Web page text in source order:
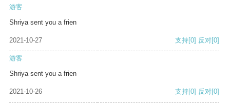
游客
Shriya sent you a frien
2021-10-27 支持[0] 反对[0]
游客
Shriya sent you a frien
2021-10-26 支持[0] 反对[0]